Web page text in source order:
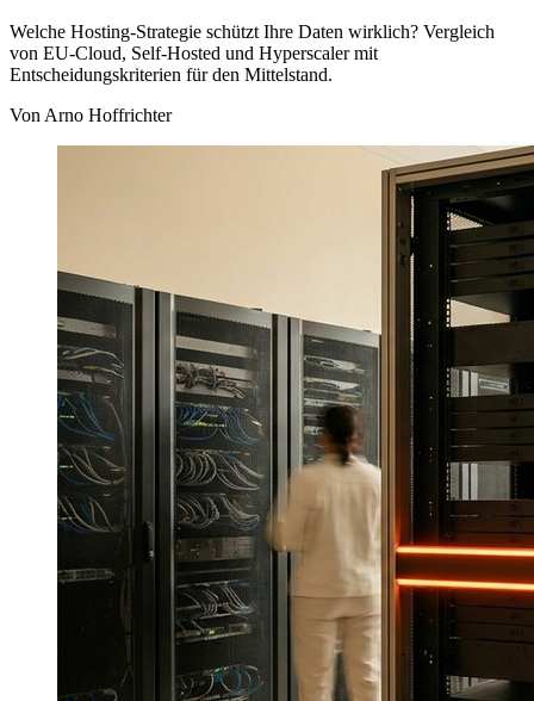
Welche Hosting-Strategie schützt Ihre Daten wirklich? Vergleich
von EU-Cloud, Self-Hosted und Hyperscaler mit
Entscheidungskriterien für den Mittelstand.
Von Arno Hoffrichter